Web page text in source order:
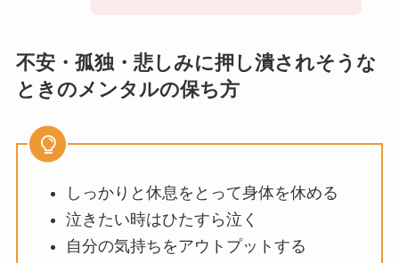
不安・孤独・悲しみに押し潰されそうな
ときのメンタルの保ち方
しっかりと休息をとって身体を休める
泣きたい時はひたすら泣く
自分の気持ちをアウトプットする